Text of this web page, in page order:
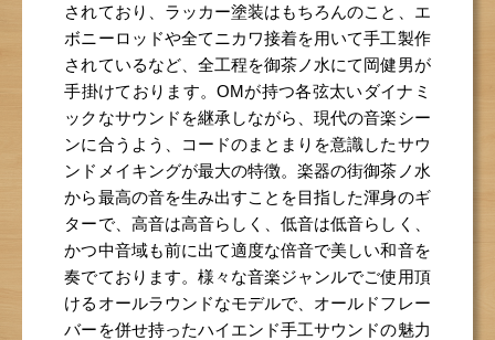
されており、ラッカー塗装はもちろんのこと、エ
ボニーロッドや全てニカワ接着を用いて手工製作
されているなど、全工程を御茶ノ水にて岡健男が
手掛けております。OMが持つ各弦太いダイナミ
ックなサウンドを継承しながら、現代の音楽シー
ンに合うよう、コードのまとまりを意識したサウ
ンドメイキングが最大の特徴。楽器の街御茶ノ水
から最高の音を生み出すことを目指した渾身のギ
ターで、高音は高音らしく、低音は低音らしく、
かつ中音域も前に出て適度な倍音で美しい和音を
奏でております。様々な音楽ジャンルでご使用頂
けるオールラウンドなモデルで、オールドフレー
バーを併せ持ったハイエンド手工サウンドの魅力